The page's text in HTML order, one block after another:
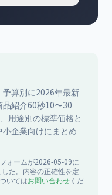
算別に2026年最新
品紹介60秒10〜30
用途別の標準価格と
企業向けにまとめ
ォームが2026-05-09に
した。内容の正確性を定
いてはお問い合わせくだ